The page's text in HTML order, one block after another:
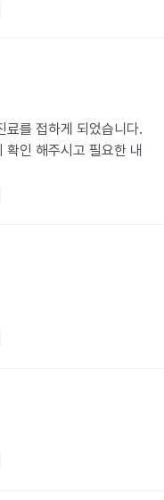
료를 접하게 되었습니다.
인 해주시고 필요한 내